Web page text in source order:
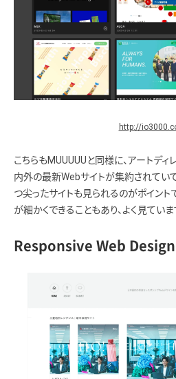
http://
こちらもMUUUUUと同様に、アートディ
内外の最新Webサイトが集約されてい
つ尖ったサイトも見られるのがポイント
が細かくできることもあり、よく見ていま
Responsive Web